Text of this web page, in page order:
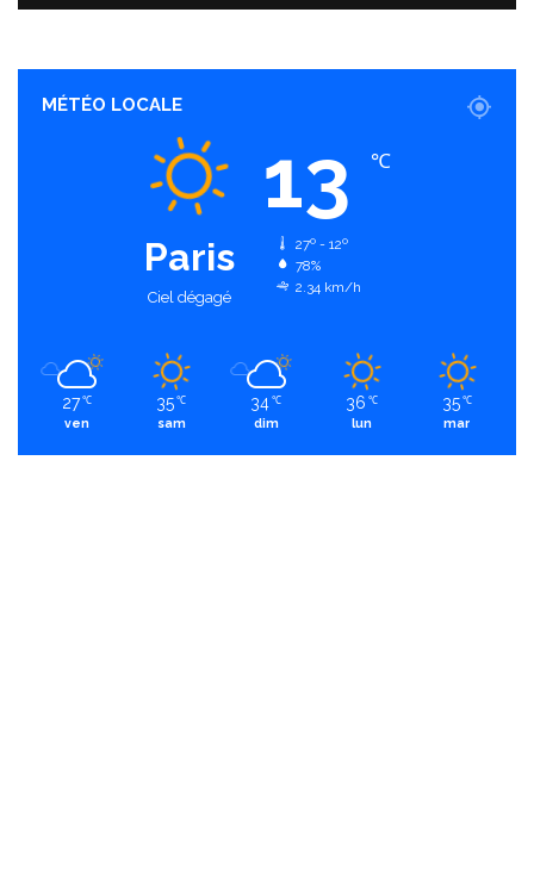
MÉTÉO LOCALE
Paris
Ciel dégagé
13 ℃
27º - 12º
78%
2.34 km/h
27 ℃
ven
35 ℃
sam
34 ℃
dim
36 ℃
lun
35 ℃
mar